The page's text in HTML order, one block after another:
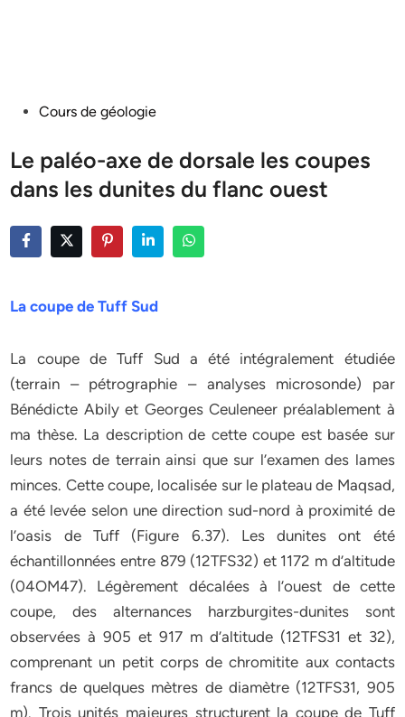
PostedCours de géologie
Le paléo-axe de dorsale les coupes
dans les dunites du flanc ouest
La coupe de Tuff Sud
La coupe de Tuff Sud a été intégralement étudiée
(terrain – pétrographie – analyses microsonde) par
Bénédicte Abily et Georges Ceuleneer préalablement à
ma thèse. La description de cette coupe est basée sur
leurs notes de terrain ainsi que sur l’examen des lames
minces. Cette coupe, localisée sur le plateau de Maqsad,
a été levée selon une direction sud-nord à proximité de
l’oasis de Tuff (Figure 6.37). Les dunites ont été
échantillonnées entre 879 (12TFS32) et 1172 m d’altitude
(04OM47). Légèrement décalées à l’ouest de cette
coupe, des alternances harzburgites-dunites sont
observées à 905 et 917 m d’altitude (12TFS31 et 32),
comprenant un petit corps de chromitite aux contacts
francs de quelques mètres de diamètre (12TFS31, 905
m). Trois unités majeures structurent la coupe de Tuff